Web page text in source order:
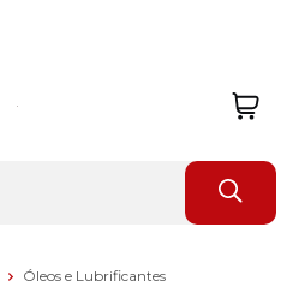
Óleos e Lubrificantes